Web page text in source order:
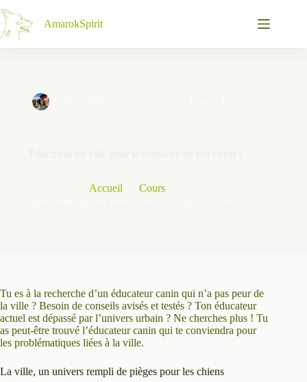
au
contenu
AmarokSpirit
Accueil
Cours
Tu es à la recherche d’un éducateur canin qui n’a pas peur de
la ville ? Besoin de conseils avisés et testés ? Ton éducateur
actuel est dépassé par l’univers urbain ? Ne cherches plus ! Tu
as peut-être trouvé l’éducateur canin qui te conviendra pour
les problématiques liées à la ville.
La ville, un univers rempli de pièges pour les chiens